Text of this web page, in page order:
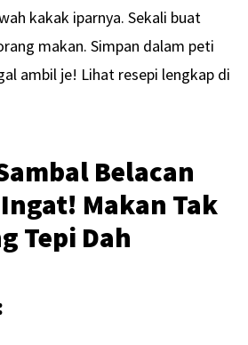
kakak iparnya. Sekali buat
makan. Simpan dalam peti
ambil je! Lihat resepi lengkap di
Belacan
Makan Tak
Tepi Dah